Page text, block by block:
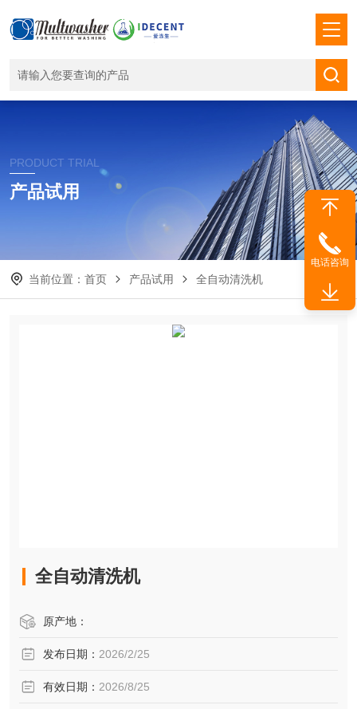
PRODUCT TRIAL
产品试用
当前位置： 首页 产品试用 全自动清洗机
全自动清洗机
原产地：
发布日期： 2026/2/25
有效日期： 2026/8/25
电话咨询